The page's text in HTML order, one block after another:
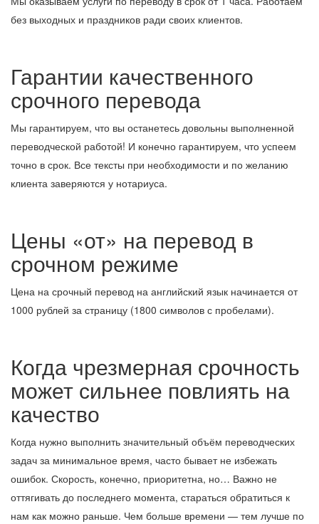
без выходных и праздников ради своих клиентов.
Гарантии качественного
срочного перевода
Мы гарантируем, что вы останетесь довольны выполненной
переводческой работой! И конечно гарантируем, что успеем
точно в срок. Все тексты при необходимости и по желанию
клиента заверяются у нотариуса.
Цены «от» на перевод в
срочном режиме
Цена на срочный перевод на английский язык начинается от
1000 рублей за страницу (1800 символов с пробелами).
Когда чрезмерная срочность
может сильнее повлиять на
качество
Когда нужно выполнить значительный объём переводческих
задач за минимальное время, часто бывает не избежать
ошибок. Скорость, конечно, приоритетна, но… Важно не
оттягивать до последнего момента, стараться обратиться к
нам как можно раньше. Чем больше времени — тем лучше по